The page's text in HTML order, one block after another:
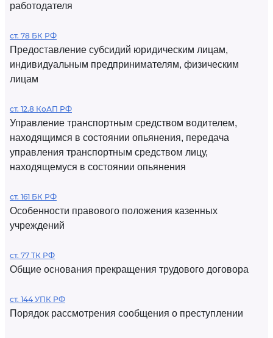
работодателя
ст. 78 БК РФ
Предоставление субсидий юридическим лицам,
индивидуальным предпринимателям, физическим
лицам
ст. 12.8 КоАП РФ
Управление транспортным средством водителем,
находящимся в состоянии опьянения, передача
управления транспортным средством лицу,
находящемуся в состоянии опьянения
ст. 161 БК РФ
Особенности правового положения казенных
учреждений
ст. 77 ТК РФ
Общие основания прекращения трудового договора
ст. 144 УПК РФ
Порядок рассмотрения сообщения о преступлении